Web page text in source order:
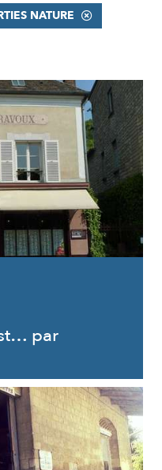
NATURE
par